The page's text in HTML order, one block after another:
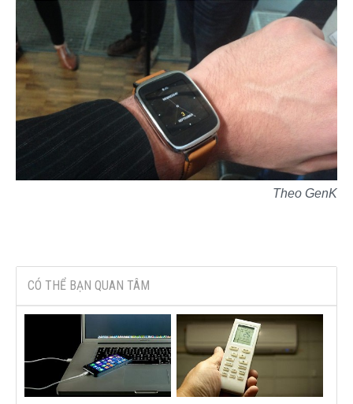
Theo GenK
CÓ THỂ BẠN QUAN TÂM